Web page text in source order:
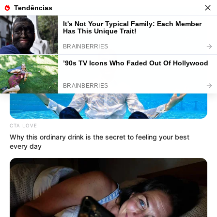
27 Enfeites de Natal Fáceis de
Fazer em Casa
CTA LOVE
Why this ordinary drink is the secret to feeling your best
every day